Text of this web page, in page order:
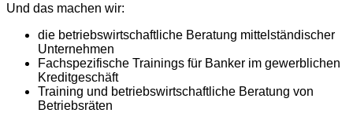
Und das machen wir:
die betriebswirtschaftliche Beratung mittelständischer
Unternehmen
Fachspezifische Trainings für Banker im gewerblichen
Kreditgeschäft
Training und betriebswirtschaftliche Beratung von
Betriebsräten